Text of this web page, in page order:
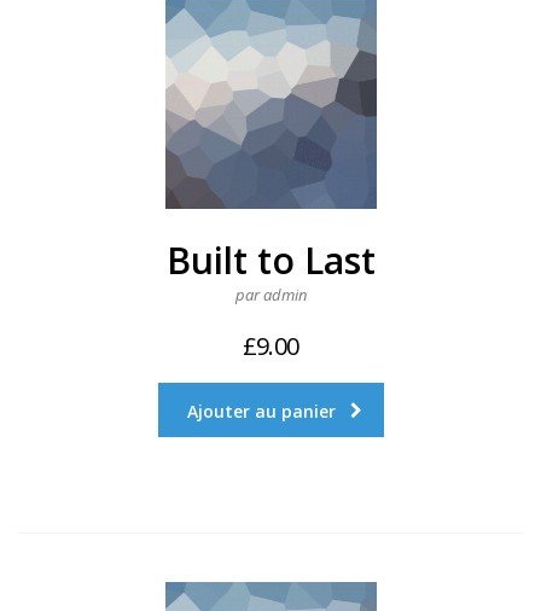
Built to Last
par admin
£9.00
Ajouter au panier